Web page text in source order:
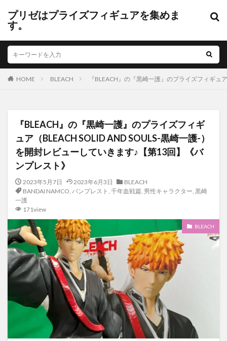
プリゼはプライズフィギュアを集めま
す。
HOME BLEACH 『BLEACH』の『黒崎一護』のプライズフィギュ
『BLEACH』の『黒崎一護』のプライズフィギ
ュア（BLEACH SOLID AND SOULS-黒崎一護-）
を開封レビューしていきます♪【第13回】《バ
ンプレスト》
2023年5月7日 2023年6月3日
BLEACH
BANDAI NAMCO, バンプレスト , 千年血戦篇, 男性キャラクター, 黒崎
一護
171view
BLEACH